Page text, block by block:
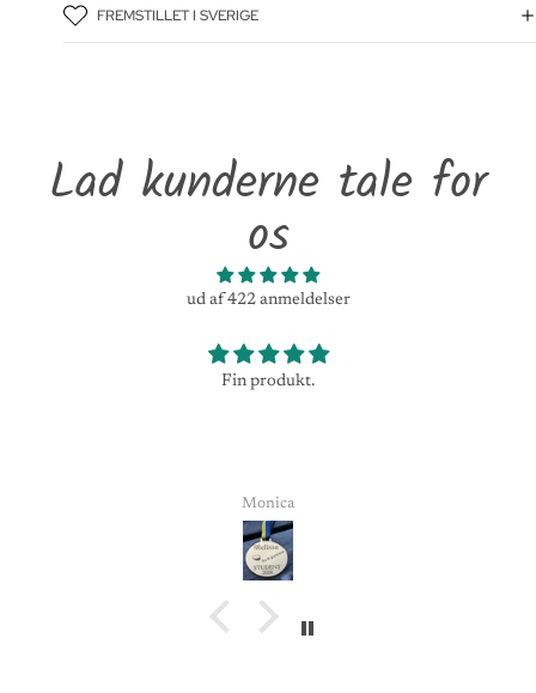
FREMSTILLET I SVERIGE
Lad kunderne tale for
os
ud af 422 anmeldelser
Fin produkt.
Monica